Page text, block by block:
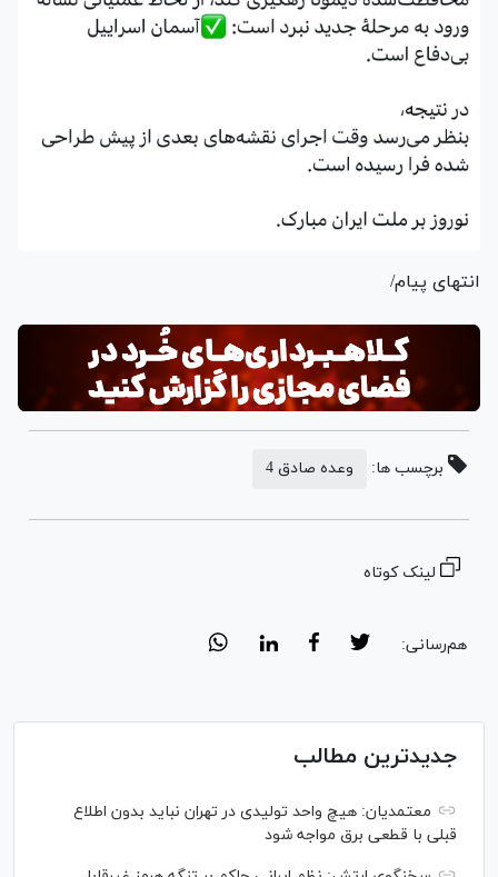
انتهای پیام/
برچسب ها: وعده صادق 4
لینک کوتاه
هم‌رسانی:
جدیدترین مطالب
معتمدیان: هیچ واحد تولیدی در تهران نباید بدون اطلاع
قبلی با قطعی برق مواجه شود